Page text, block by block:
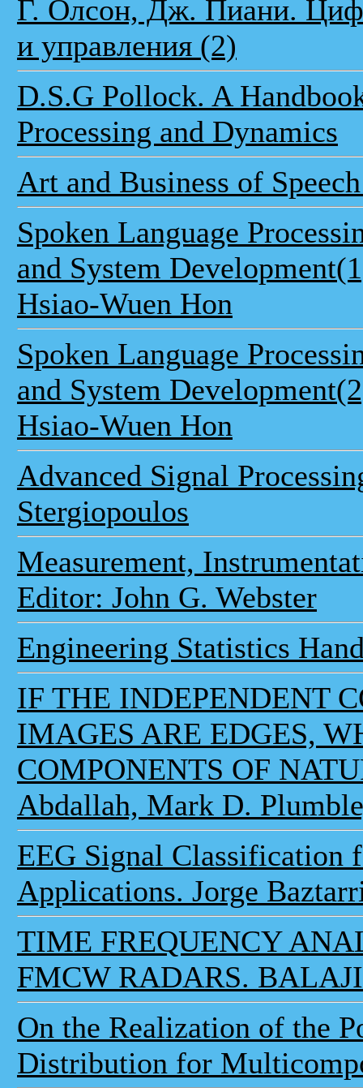
Г. Олсон, Дж. Пиани.
и управления (2)
D.S.G Pollock. A
Processing and Dynamics
Art and Business of
Spoken Language
and System
Hsiao-Wuen Hon
Spoken Language
and System
Hsiao-Wuen Hon
Advanced Signal
Stergiopoulos
Measurement,
Editor: John G. Webster
Engineering Statistics
IF THE INDEPENDENT
IMAGES ARE EDGES,
COMPONENTS OF
Abdallah, Mark D.
EEG Signal Classification
Applications. Jorge
TIME FREQUENCY
FMCW RADARS.
On the Realization of the
Distribution for